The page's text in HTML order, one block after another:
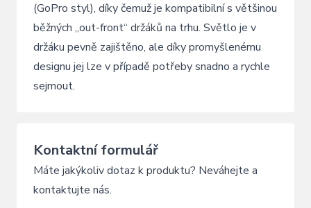
(GoPro styl), díky čemuž je kompatibilní s většinou
běžných „out-front“ držáků na trhu. Světlo je v
držáku pevně zajištěno, ale díky promyšlenému
designu jej lze v případě potřeby snadno a rychle
sejmout.
Kontaktní formulář
Máte jakýkoliv dotaz k produktu? Neváhejte a
kontaktujte nás.